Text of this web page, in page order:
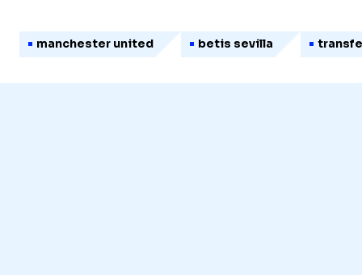
manchester united betis sevilla